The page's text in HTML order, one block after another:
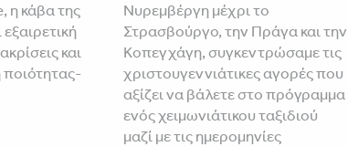
η κάβα της
και
Νυρεμβέργη μέχρι το
Στρασβούργο, την Πράγα και την
Κοπεγχάγη, συγκεντρώσαμε τις
χριστουγεννιάτικες αγορές που
αξίζει να βάλετε στο πρόγραμμα
ενός χειμωνιάτικου ταξιδιού
μαζί με τις ημερομηνίες